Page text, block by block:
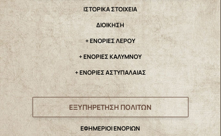
IΣΤΟΡΙΚΑ ΣΤΟΙΧΕΙΑ
ΔΙΟΙΚΗΣΗ
+ ΕΝΟΡΙΕΣ ΛΕΡΟΥ
+ ΕΝΟΡΙΕΣ ΚΑΛΥΜΝΟΥ
+ ΕΝΟΡΙΕΣ ΑΣΤΥΠΑΛΑΙΑΣ
ΕΞΥΠΗΡΕΤΗΣΗ ΠΟΛΙΤΩΝ
ΕΦΗΜΕΡΙΟΙ ΕΝΟΡΙΩΝ